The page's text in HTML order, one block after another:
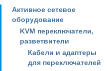
Активное сетевое
оборудование
KVM переключатели,
разветвители
Кабели и адаптеры
для переключателей